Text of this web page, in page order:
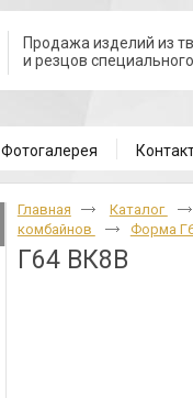
Продажа изделий из
и резцов
Фотогалерея
Главная
Каталог
комбайнов
Форма
Г64 ВК8В